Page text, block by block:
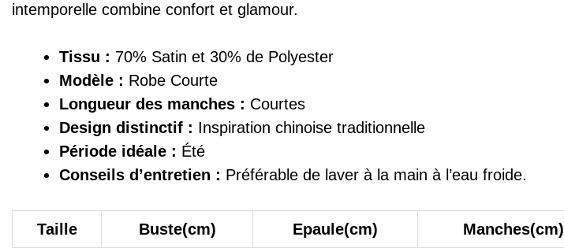
intemporelle combine confort et glamour.
Tissu : 70% Satin et 30% de Polyester
Modèle : Robe Courte
Longueur des manches : Courtes
Design distinctif : Inspiration chinoise traditionnelle
Période idéale : Été
Conseils d’entretien : Préférable de laver à la main à l’eau froide.
Taille Buste(cm) Epaule(cm) Manches(cm)